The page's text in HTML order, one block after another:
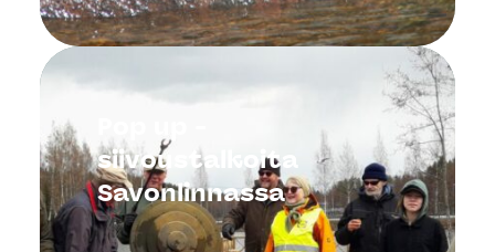
siivoustalkoita
Savonlinnassa